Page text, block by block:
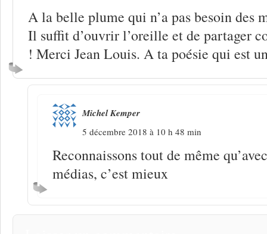
A la belle plume qui n’a pas besoin des
Il suffit d’ouvrir l’oreille et de partager
! Merci Jean Louis. A ta poésie qui est
Michel Kemper
5 décembre 2018 à 10 h 48 min
Reconnaissons tout de même
médias, c’est mieux